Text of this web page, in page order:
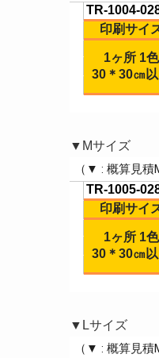
▼Mサイズ
▼Lサイズ